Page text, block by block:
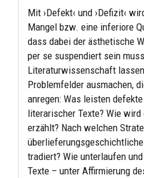
Mit ›Defekt‹ und ›Defizit‹
Mangel bzw. eine inferiore
dass dabei der ästhetische
per se suspendiert sein
Literaturwissenschaft
Problemfelder ausmachen,
anregen: Was leisten
literarischer Texte? Wie
erzählt? Nach welchen
tradiert? Wie unterlaufen
Texte – unter Affirmierung